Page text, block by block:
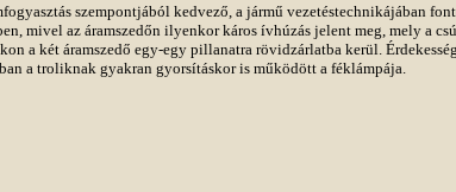
szempontjából kedvező, a jármű vezetéstechnikájában
mivel az áramszedőn ilyenkor káros ívhúzás jelent meg, mely a
a két áramszedő egy-egy pillanatra rövidzárlatba kerül.
a troliknak gyakran gyorsításkor is működött a féklámpája.